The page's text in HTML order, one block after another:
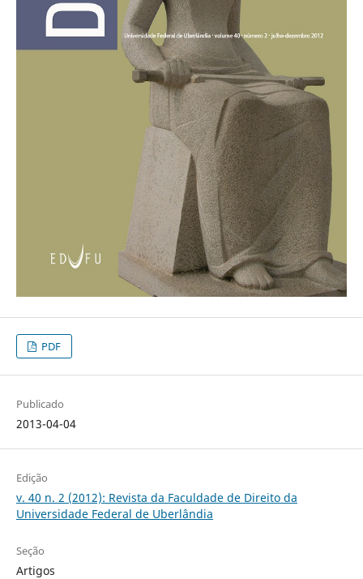
PDF
Publicado
2013-04-04
Edição
v. 40 n. 2 (2012): Revista da Faculdade de Direito da
Universidade Federal de Uberlândia
Seção
Artigos